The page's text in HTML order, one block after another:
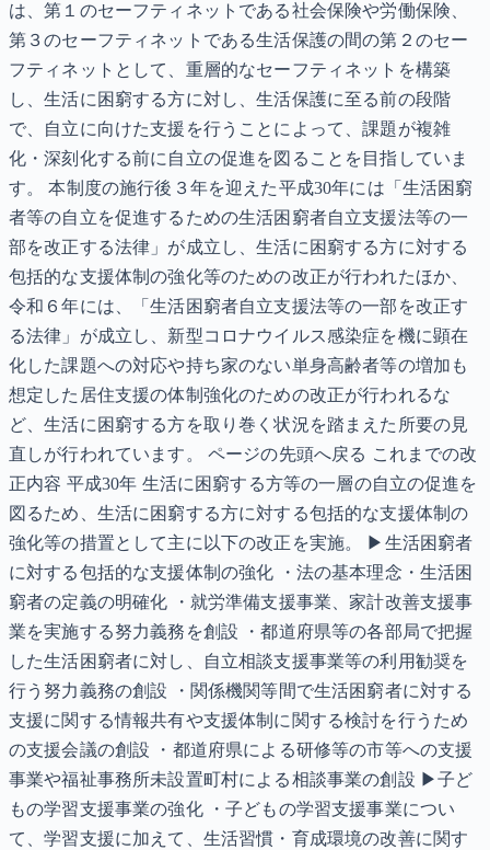
は、第１のセーフティネットである社会保険や労働保険、
第３のセーフティネットである生活保護の間の第２のセー
フティネットとして、重層的なセーフティネットを構築
し、生活に困窮する方に対し、生活保護に至る前の段階
で、自立に向けた支援を行うことによって、課題が複雑
化・深刻化する前に自立の促進を図ることを目指していま
す。 本制度の施行後３年を迎えた平成30年には「生活困窮
者等の自立を促進するための生活困窮者自立支援法等の一
部を改正する法律」が成立し、生活に困窮する方に対する
包括的な支援体制の強化等のための改正が行われたほか、
令和６年には、「生活困窮者自立支援法等の一部を改正す
る法律」が成立し、新型コロナウイルス感染症を機に顕在
化した課題への対応や持ち家のない単身高齢者等の増加も
想定した居住支援の体制強化のための改正が行われるな
ど、生活に困窮する方を取り巻く状況を踏まえた所要の見
直しが行われています。 ページの先頭へ戻る これまでの改
正内容 平成30年 生活に困窮する方等の一層の自立の促進を
図るため、生活に困窮する方に対する包括的な支援体制の
強化等の措置として主に以下の改正を実施。 ▶生活困窮者
に対する包括的な支援体制の強化 ・法の基本理念・生活困
窮者の定義の明確化 ・就労準備支援事業、家計改善支援事
業を実施する努力義務を創設 ・都道府県等の各部局で把握
した生活困窮者に対し、自立相談支援事業等の利用勧奨を
行う努力義務の創設 ・関係機関等間で生活困窮者に対する
支援に関する情報共有や支援体制に関する検討を行うため
の支援会議の創設 ・都道府県による研修等の市等への支援
事業や福祉事務所未設置町村による相談事業の創設 ▶子ど
もの学習支援事業の強化 ・子どもの学習支援事業につい
て、学習支援に加えて、生活習慣・育成環境の改善に関す